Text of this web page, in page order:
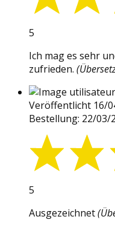
5
Ich mag es sehr
zufrieden.
Veröffentlicht 16/
Bestellung: 22/03/
5
Ausgezeichnet